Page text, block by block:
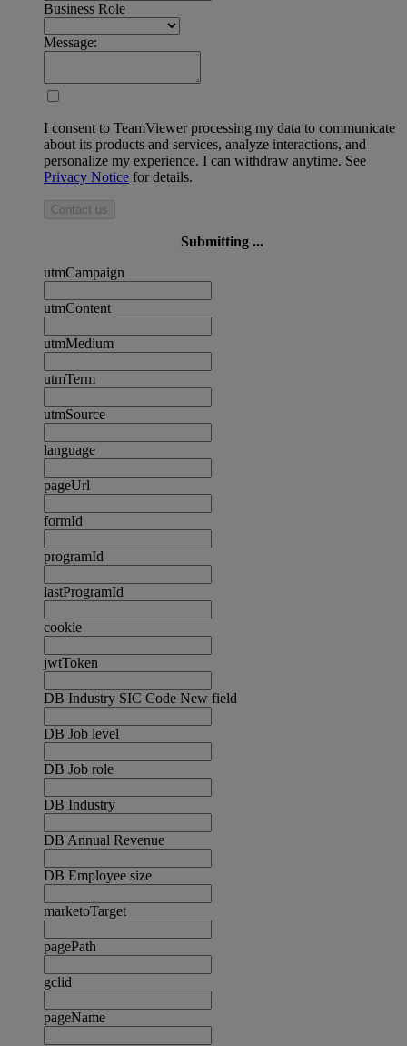
Business Role
Message:
I consent to TeamViewer processing my data to communicate
about its products and services, analyze interactions, and
personalize my experience. I can withdraw anytime. See
Privacy Notice for details.
Contact us
Submitting ...
utmCampaign
utmContent
utmMedium
utmTerm
utmSource
language
pageUrl
formId
programId
lastProgramId
cookie
jwtToken
DB Industry SIC Code New field
DB Job level
DB Job role
DB Industry
DB Annual Revenue
DB Employee size
marketoTarget
pagePath
gclid
pageName